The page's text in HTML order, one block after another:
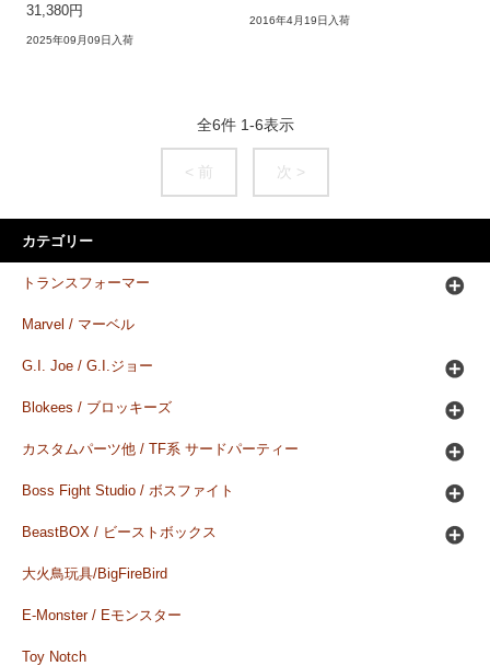
31,380円
2025年09月09日入荷
2016年4月19日入荷
全6件 1-6表示
< 前 次 >
カテゴリー
トランスフォーマー
Marvel / マーベル
G.I. Joe / G.I.ジョー
Blokees / ブロッキーズ
カスタムパーツ他 / TF系 サードパーティー
Boss Fight Studio / ボスファイト
BeastBOX / ビーストボックス
大火鳥玩具/BigFireBird
E-Monster / Eモンスター
Toy Notch